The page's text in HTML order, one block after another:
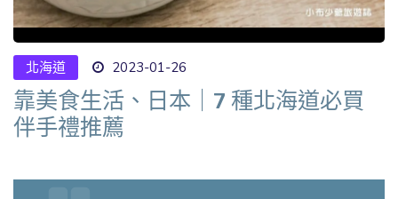
北海道 2023-01-26
靠美食生活、日本｜7 種北海道必買
伴手禮推薦